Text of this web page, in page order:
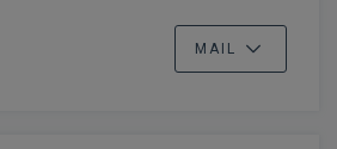
MAIL